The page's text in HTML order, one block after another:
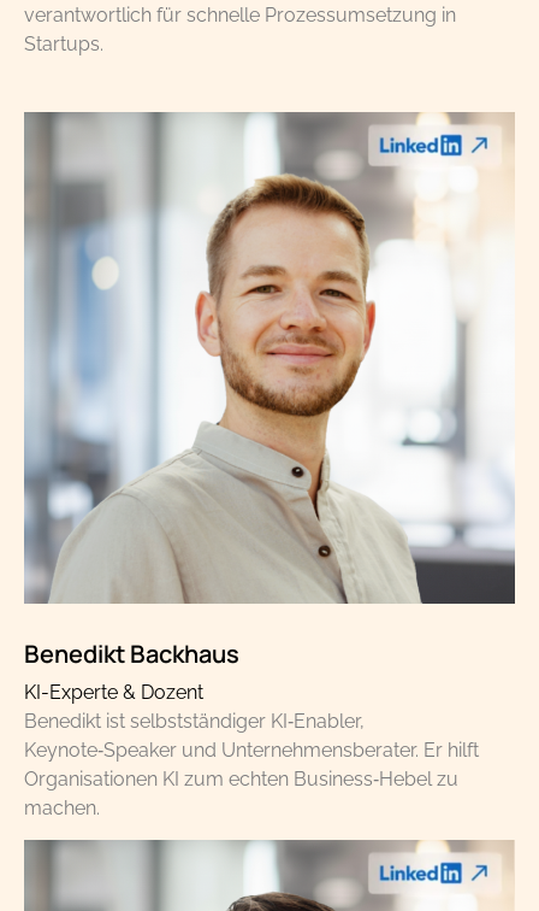
verantwortlich für schnelle Prozessumsetzung in
Startups.
Benedikt Backhaus
KI-Experte & Dozent
Benedikt ist selbstständiger KI‑Enabler,
Keynote‑Speaker und Unternehmensberater. Er hilft
Organisationen KI zum echten Business‑Hebel zu
machen.